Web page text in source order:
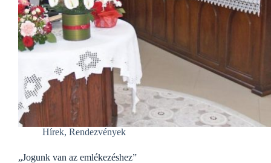
Hírek, Rendezvények
„Jogunk van az emlékezéshez”